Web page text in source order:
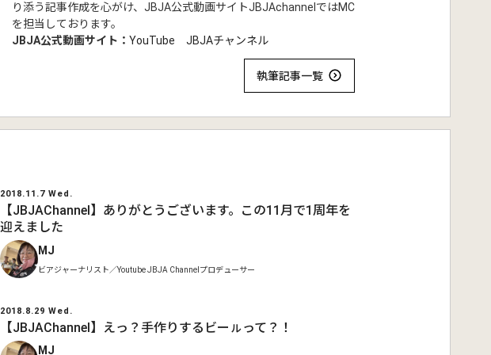
り添う記事作成を心がけ、JBJA公式動画サイトJBJAchannelではMC
を担当しております。
JBJA公式動画サイト： YouTube JBJAチャンネル
執筆記事一覧
2018.11.7 Wed.
【JBJAChannel】ありがとうございます。この11月で1周年を
迎えました
MJ
ビアジャーナリスト／Youtube JBJA Channelプロデューサー
2018.8.29 Wed.
【JBJAChannel】えっ？手作りするビーㇽって？！
MJ